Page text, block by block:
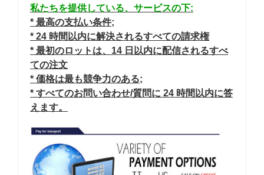
私たちを提供している、サービスの下:
* 最高の支払い条件;
* 24 時間以内に解決されるすべての請求権
* 最初のロットは、14 日以内に配信されるすべ
ての注文
* 価格は最も競争力のある;
* すべてのお問い合わせ/質問に 24 時間以内に答
えます。